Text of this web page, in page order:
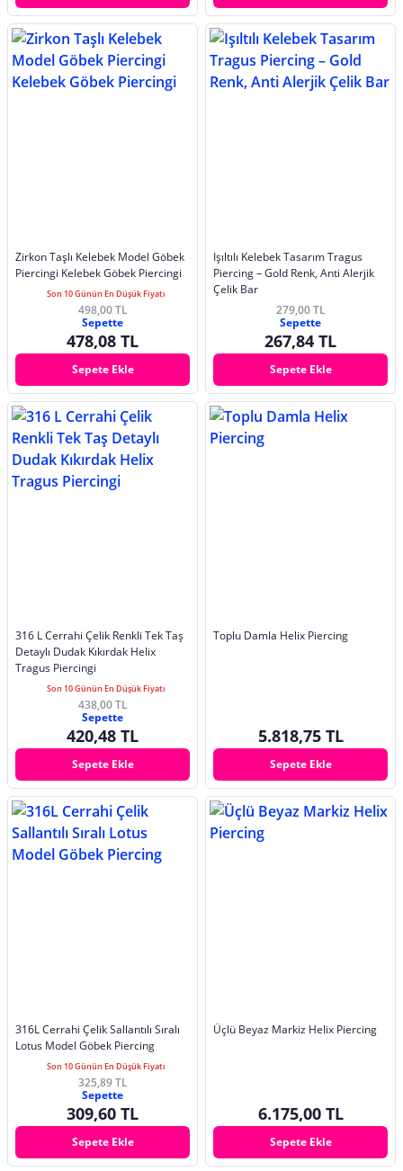
Zirkon Taşlı Kelebek Model Göbek
Piercingi Kelebek Göbek Piercingi
Son 10 Günün En Düşük Fiyatı
498,00 TL
Sepette
478,08 TL
Sepete Ekle
Işıltılı Kelebek Tasarım Tragus
Piercing – Gold Renk, Anti Alerjik
Çelik Bar
279,00 TL
Sepette
267,84 TL
Sepete Ekle
316 L Cerrahi Çelik Renkli Tek Taş
Detaylı Dudak Kıkırdak Helix
Tragus Piercingi
Son 10 Günün En Düşük Fiyatı
438,00 TL
Sepette
420,48 TL
Sepete Ekle
Toplu Damla Helix Piercing
5.818,75 TL
Sepete Ekle
316L Cerrahi Çelik Sallantılı Sıralı
Lotus Model Göbek Piercing
Son 10 Günün En Düşük Fiyatı
325,89 TL
Sepette
309,60 TL
Sepete Ekle
Üçlü Beyaz Markiz Helix Piercing
6.175,00 TL
Sepete Ekle